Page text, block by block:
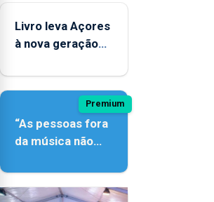
Livro leva Açores
à nova geração
Premium
“As pessoas fora
da música não
quão difícil é
produzir uma